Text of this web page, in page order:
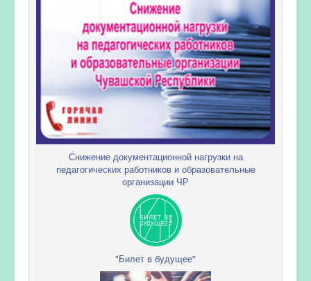
Снижение документационной нагрузки на
педагогических работников и образовательные
организации ЧР
"Билет в будущее"